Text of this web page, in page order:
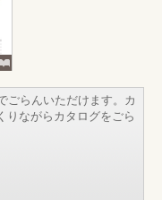
ごらんいただけます。カ
りながらカタログをごら